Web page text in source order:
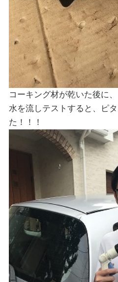
コーキング材が乾いた後に
水を流しテストすると、ピ
た！！！